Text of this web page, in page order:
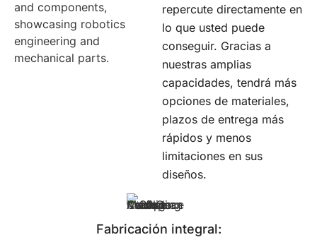
repercute directamente en
lo que usted puede
conseguir. Gracias a
nuestras amplias
capacidades, tendrá más
opciones de materiales,
plazos de entrega más
rápidos y menos
limitaciones en sus
diseños.
Fabricación integral: